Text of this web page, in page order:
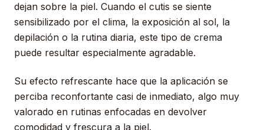
dejan sobre la piel. Cuando el cutis se siente
sensibilizado por el clima, la exposición al sol, la
depilación o la rutina diaria, este tipo de crema
puede resultar especialmente agradable.
Su efecto refrescante hace que la aplicación se
perciba reconfortante casi de inmediato, algo muy
valorado en rutinas enfocadas en devolver
comodidad y frescura a la piel.